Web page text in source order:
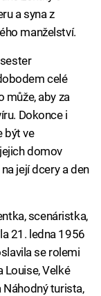
a syna z
manželství.
celé
může, aby za
Dokonce i
být ve
domov
její dcery a den
scenáristka,
21. ledna 1956
se rolemi
Louise, Velké
Náhodný turista,